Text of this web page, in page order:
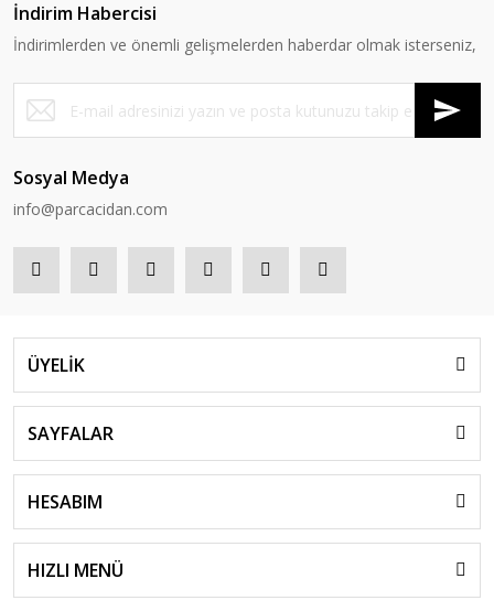
İndirim Habercisi
İndirimlerden ve önemli gelişmelerden haberdar olmak isterseniz,
Sosyal Medya
info@parcacidan.com
ÜYELİK
SAYFALAR
HESABIM
HIZLI MENÜ